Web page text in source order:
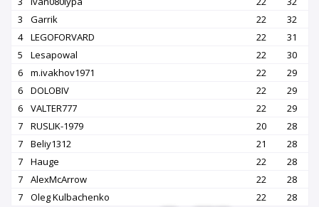
3
Garrik 22
32
4
LEGOFORVARD 22
31
5
Lesapowal 22
30
6
m.ivakhov1971 22
29
6
DOLOBIV 22
29
6
VALTER777 22
29
7
RUSLIK-1979 20
28
7
Beliy1312 21
28
7
Hauge 22
28
7
AlexMcArrow 22
28
7
Oleg Kulbachenko 22 28